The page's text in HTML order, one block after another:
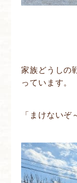
家族どうしの
っています。
「まけないぞ